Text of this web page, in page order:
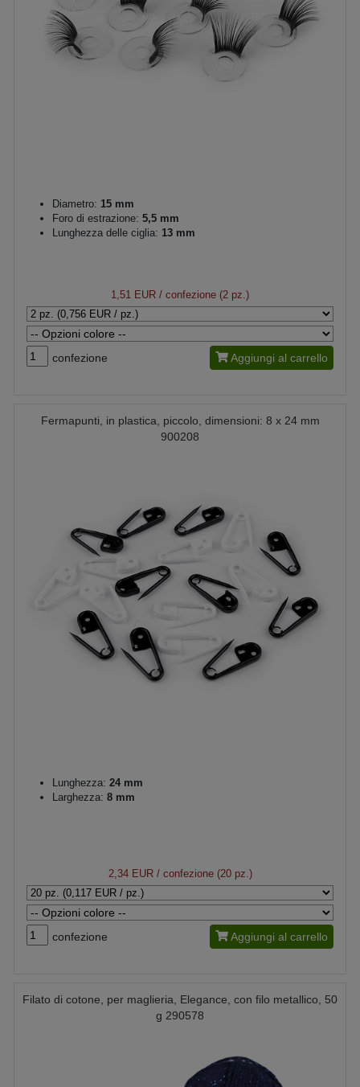
Diametro: 15 mm
Foro di estrazione: 5,5 mm
Lunghezza delle ciglia: 13 mm
1,51 EUR / confezione (2 pz.)
confezione Aggiungi al carrello
Fermapunti, in plastica, piccolo, dimensioni: 8 x 24 mm
900208
Lunghezza: 24 mm
Larghezza: 8 mm
2,34 EUR/ confezione (20 pz.)
confezione Aggiungi al carrello
Filato di cotone, per maglieria, Elegance, con filo metallico, 50
g 290578